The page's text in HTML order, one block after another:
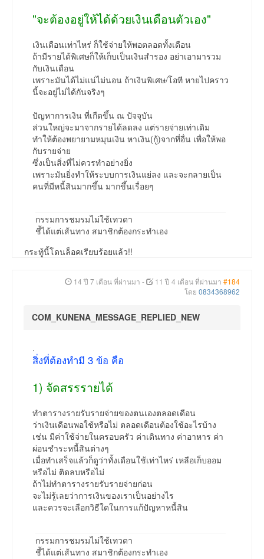
"จะต้องอยู่ให้ได้ด้วยเงินเดือนตัวเอง"
เงินเดือนเท่าไหร่ ก็ใช้จ่ายให้พอตลอดทั้งเดือน
ถ้ามีรายได้พิเศษก็ให้เก็บเป็นเงินสำรอง อย่าเอามารวม
กับเงินเดือน
เพราะมันได้ไม่แน่ไม่นอน ถ้าเงินพิเศษ/โอที หายไปคราว
นี้จะอยู่ไม่ได้กันจริงๆ
ปัญหาการเงิน ที่เกืดขึ้น ณ ปัจจุบัน
ส่วนใหญ่จะมาจากรายได้ลดลง แต่รายจ่ายเท่าเดิม
ทำให้ต้องพยายามหมุนเงิน หาเงิน(กู้)จากที่อื่น เพื่อให้พอ
กับรายจ่าย
ซึ่งเป็นสิ่งที่ไม่ควรทำอย่างยิ่ง
เพราะมันยิ่งทำให้ระบบการเงินแย่ลง และจะกลายเป็น
คนที่มีหนี้สินมากขึ้น มากขึ้นเรื่อยๆ
กรรมการชมรมไม่ใช้เทวดา
ชี้ได้แต่เส้นทาง สมาชิกต้องกระทำเอง
กระทู้นี้โดนล็อคเรียบร้อยแล้ว!!
14 ปี 7 เดือน ที่ผ่านมา - 11 ปี 4 เดือน ที่ผ่านมา #184
โดย 0834368962
COM_KUNENA_MESSAGE_REPLIED_NEW
.
สิ่งที่ต้องทำมี 3 ข้อ คือ
1) จัดสรรรายได้
ทำตารางรายรับรายจ่ายของตนเองตลอดเดือน
ว่าเงินเดือนพอใช้หรือไม่ ตลอดเดือนต้องใช้อะไรบ้าง
เช่น มีค่าใช้จ่ายในครอบครัว ค่าเดินทาง ค่าอาหาร ค่า
ผ่อนชำระหนี้สินต่างๆ
เมื่อทำเสร็จแล้วก็ดูว่าทั้งเดือนใช้เท่าไหร่ เหลือเก็บออม
หรือไม่ ติดลบหรือไม่
ถ้าไม่ทำตารางรายรับรายจ่ายก่อน
จะไม่รู้เลยว่าการเงินของเราเป็นอย่างไร
และควรจะเลือกวิธีใดในการแก้ปัญหาหนี้สิน
กรรมการชมรมไม่ใช้เทวดา
ชี้ได้แต่เส้นทาง สมาชิกต้องกระทำเอง